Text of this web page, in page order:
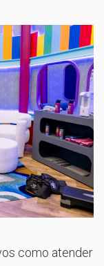
como atender